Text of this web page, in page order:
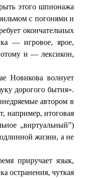
этого шпионажа
с погонями и
окончательных
— игровое, ярое,
и — лексикон,
Новикова волнует
дорогого бытия».
автором в
например, итоговая
„виртуальный”)
жизни, а не
приручает язык,
остранения, чуткая